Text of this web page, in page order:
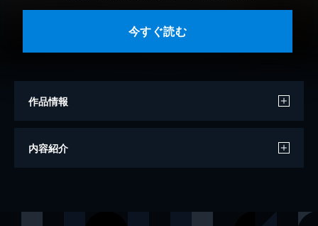
今すぐ読む
作品情報
著者
内容紹介